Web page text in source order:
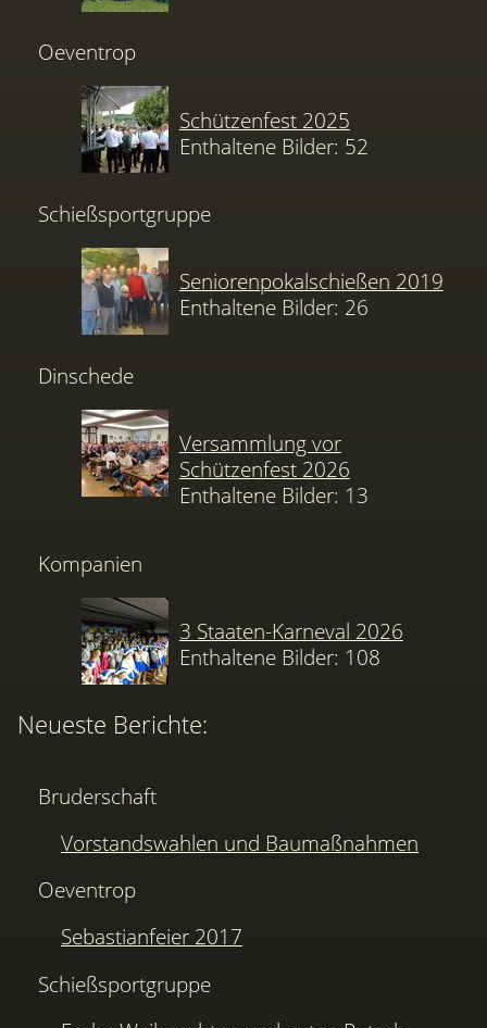
Oeventrop
Schützenfest 2025
Enthaltene Bilder: 52
Schießsportgruppe
Seniorenpokalschießen 2019
Enthaltene Bilder: 26
Dinschede
Versammlung vor
Schützenfest 2026
Enthaltene Bilder: 13
Kompanien
3 Staaten-Karneval 2026
Enthaltene Bilder: 108
Neueste Berichte:
Bruderschaft
Vorstandswahlen und Baumaßnahmen
Oeventrop
Sebastianfeier 2017
Schießsportgruppe